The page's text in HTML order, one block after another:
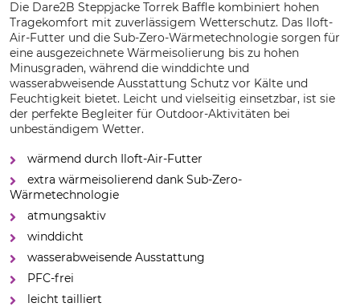
Die Dare2B Steppjacke Torrek Baffle kombiniert hohen
Tragekomfort mit zuverlässigem Wetterschutz. Das Iloft-
Air-Futter und die Sub-Zero-Wärmetechnologie sorgen für
eine ausgezeichnete Wärmeisolierung bis zu hohen
Minusgraden, während die winddichte und
wasserabweisende Ausstattung Schutz vor Kälte und
Feuchtigkeit bietet. Leicht und vielseitig einsetzbar, ist sie
der perfekte Begleiter für Outdoor-Aktivitäten bei
unbeständigem Wetter.
wärmend durch Iloft-Air-Futter
extra wärmeisolierend dank Sub-Zero-
Wärmetechnologie
atmungsaktiv
winddicht
wasserabweisende Ausstattung
PFC-frei
leicht tailliert